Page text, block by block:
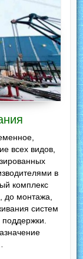
всех видов,
в
комплекс
до монтажа,
систем